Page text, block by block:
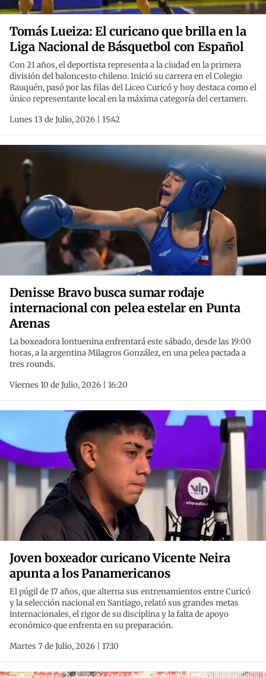
Tomás Lueiza: El curicano que brilla en la
Liga Nacional de Básquetbol con Español
Con 21 años, el deportista representa a la ciudad en la primera
división del baloncesto chileno. Inició su carrera en el Colegio
Rauquén, pasó por las filas del Liceo Curicó y hoy destaca como el
único representante local en la máxima categoría del certamen.
Lunes 13 de Julio, 2026 | 15:42
Denisse Bravo busca sumar rodaje
internacional con pelea estelar en Punta
Arenas
La boxeadora lontuenina enfrentará este sábado, desde las 19:00
horas, a la argentina Milagros González, en una pelea pactada a
tres rounds.
Viernes 10 de Julio, 2026 | 16:20
Joven boxeador curicano Vicente Neira
apunta a los Panamericanos
El púgil de 17 años, que alterna sus entrenamientos entre Curicó
y la selección nacional en Santiago, relató sus grandes metas
internacionales, el rigor de su disciplina y la falta de apoyo
económico que enfrenta en su preparación.
Martes 7 de Julio, 2026 | 17:10